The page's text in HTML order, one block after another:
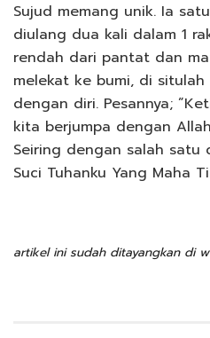
Sujud memang unik. Ia
diulang dua kali dalam 1
rendah dari pantat dan
melekat ke bumi, di
dengan diri. Pesannya;
kita berjumpa dengan
Seiring dengan salah satu
Suci Tuhanku Yang Maha
artikel ini sudah ditayangkan di